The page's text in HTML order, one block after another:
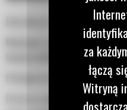
Duży obszar wprowadzania
Możliwość zamontowania
Potrójne drzwi po obu stronach
Drzwi na zawiasach pionowych
za
łączą
Witryną